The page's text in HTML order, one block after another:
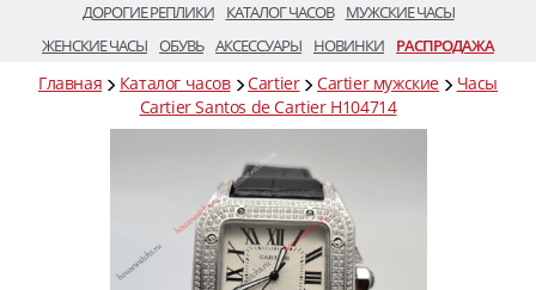
ДОРОГИЕ РЕПЛИКИ КАТАЛОГ ЧАСОВ
МУЖСКИЕ ЧАСЫ
ЖЕНСКИЕ ЧАСЫ ОБУВЬ АКСЕССУАРЫ НОВИНКИ РАСПРОДАЖА
Главная Каталог часов Cartier Cartier мужские
Часы
Cartier Santos de Cartier H104714